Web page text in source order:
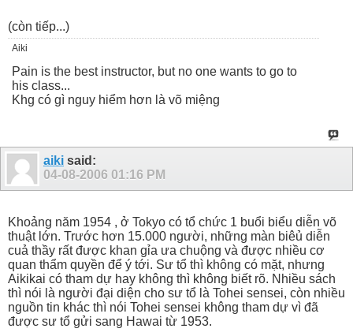
(còn tiếp...)
Aiki
Pain is the best instructor, but no one wants to go to
his class...
Khg có gì nguy hiểm hơn là võ miệng
aiki said:
04-08-2006 01:16 PM
Khoảng năm 1954 , ở Tokyo có tổ chức 1 buổi biểu diễn võ
thuật lớn. Trước hơn 15.000 người, những màn biêủ diễn
cuả thầy rất được khan gỉa ưa chuộng và được nhiều cơ
quan thẩm quyền để ý tới. Sư tổ thì không có mặt, nhưng
Aikikai có tham dự hay không thì không biết rõ. Nhiều sách
thì nói là người đại diện cho sư tổ là Tohei sensei, còn nhiều
nguồn tin khác thì nói Tohei sensei không tham dự vì đã
được sư tổ gửi sang Hawai từ 1953.